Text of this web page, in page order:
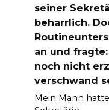
seiner
beharrlich.
an und fragte:
noch nicht
verschwand
Mein Mann